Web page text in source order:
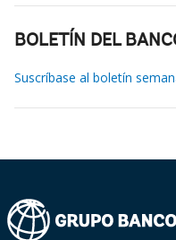
BOLETÍN DEL
Suscríbase al boletín